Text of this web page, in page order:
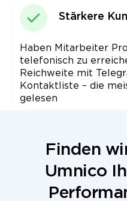
Stärkere
Haben Mitarbeiter
telefonisch zu
Reichweite mit
Kontaktliste – die
gelesen
Finden
Umnico